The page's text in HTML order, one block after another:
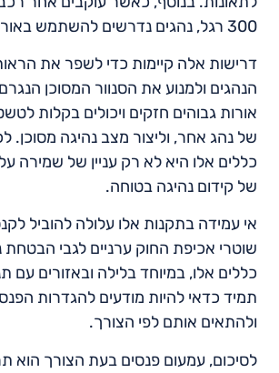
300 רגל, נהגים נדרשים להשתמש באורות נמוכים.
דרישות אלה קיימות כדי לשפר את
הנהגים ולמנוע את הסנוור המסוכן
אורות גבוהים חזקים ויכולים בקלות
של נהג אחר, וליצור מצב נהיגה מסוכן.
כללים אלו היא לא רק עניין של שמירה
של קידום נהיגה בטוחה.
אי עמידה בתקנות אלו עלולה להוביל
שוטרי אכיפת החוק ערניים לגבי הבטחת
כללים אלו, במיוחד בלילה ובאזורים עם
תמיד כדאי להיות מודעים להגדרות
ולהתאים אותם לפי הצורך.
לסיכום, עמעום פנסים בעת הצורך הוא